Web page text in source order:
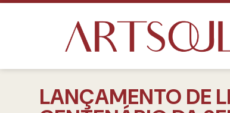
LANÇAMENTO DE